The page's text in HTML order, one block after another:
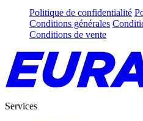
Politique de confidentialité
Conditions générales
Conditions de vente
Services